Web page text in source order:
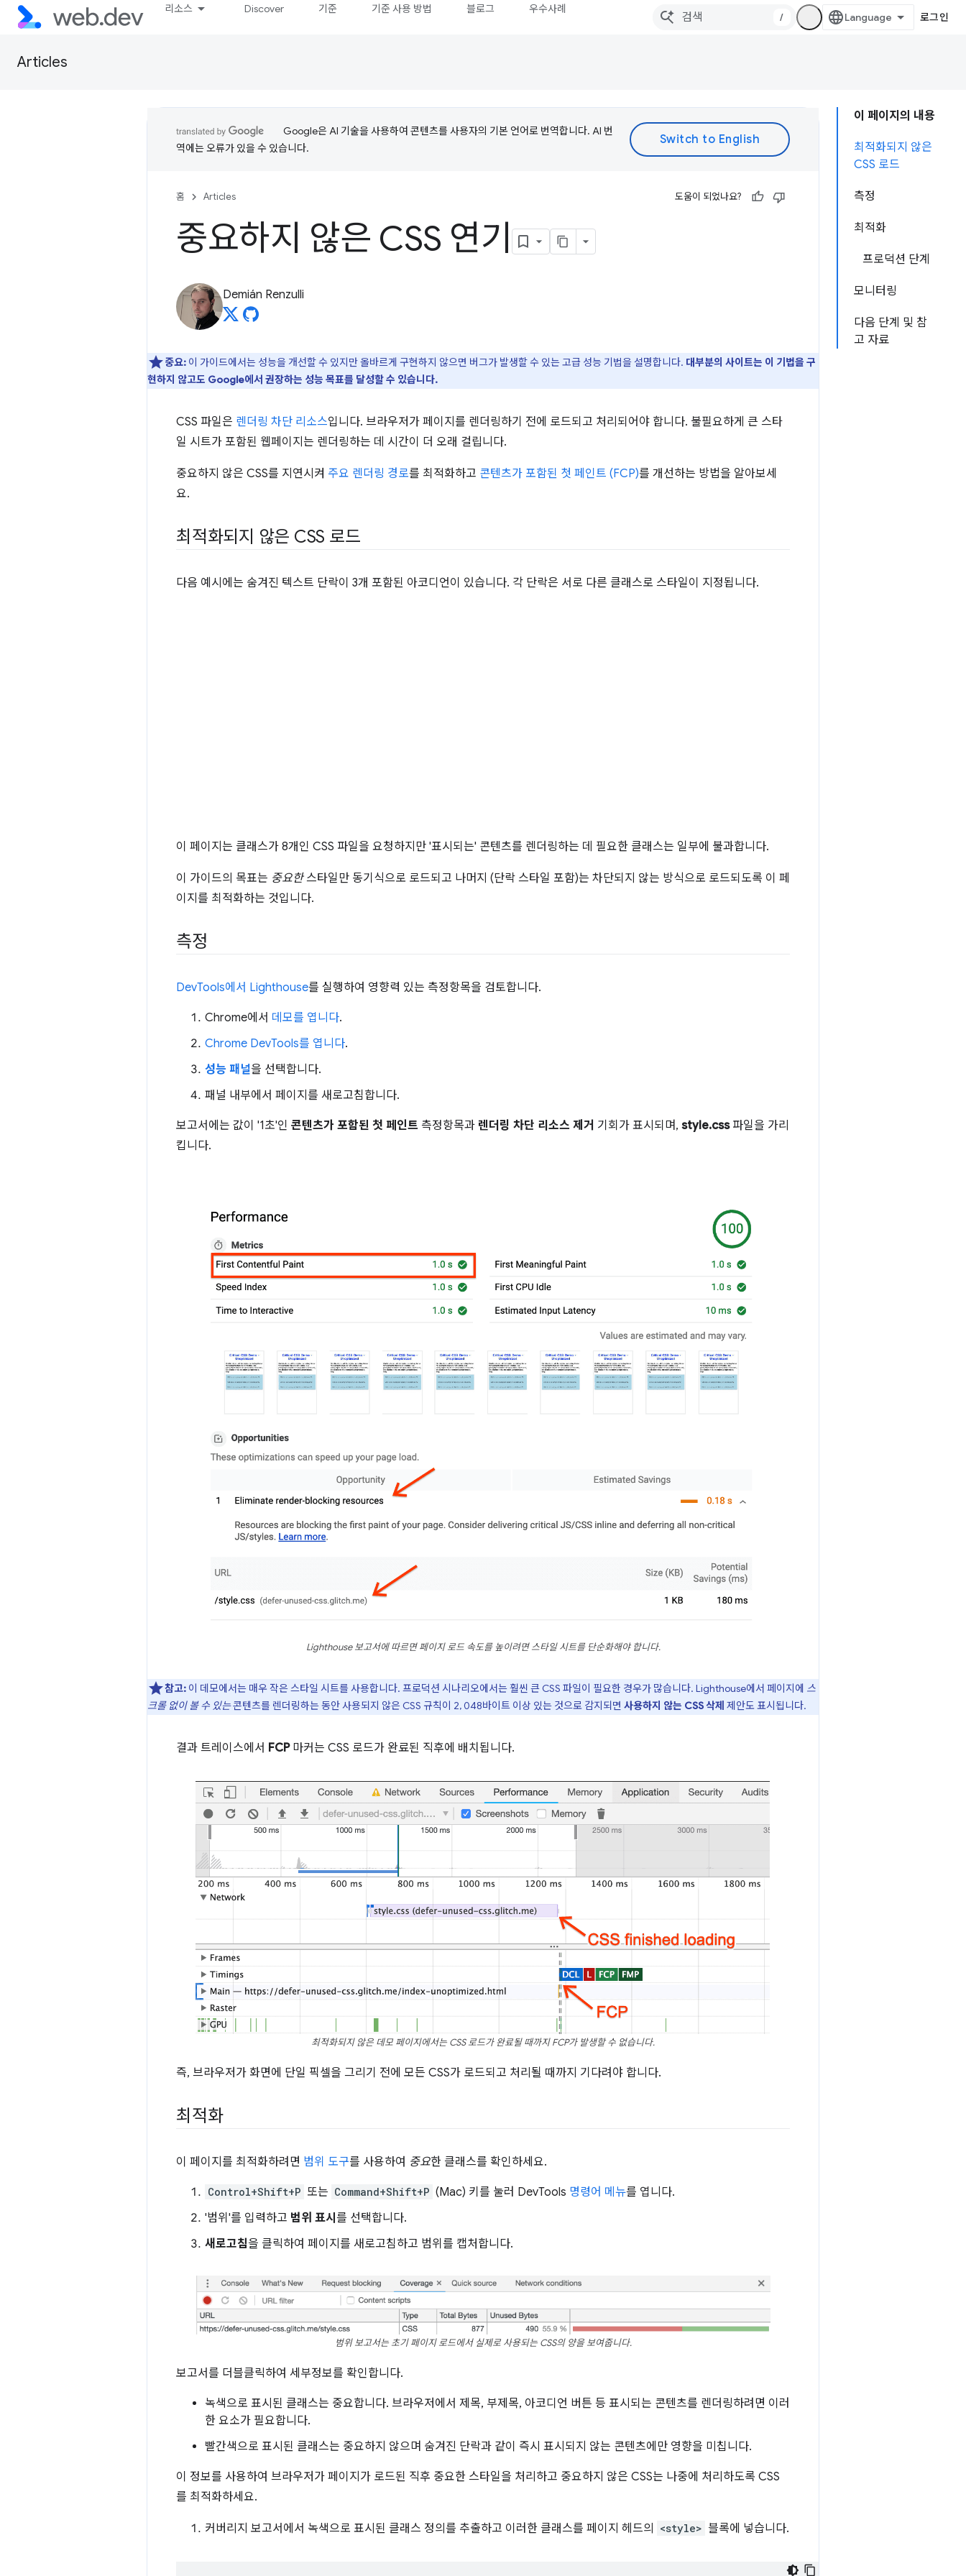
리소스 Discover 기준 기준 사용 방법 블로그 우수사례
/ 로그인
Articles
이 페이지의 내용
최적화되지 않은
CSS 로드
측정
최적화
프로덕션 단계
모니터링
다음 단계 및 참
고 자료
Google은 AI 기술을 사용하여 콘텐츠를 사용자의 기본 언어로 번역합니다. AI 번
역에는 오류가 있을 수 있습니다.
홈 Articles 도움이 되었나요?
중요하지 않은 CSS 연기
Demián Renzulli
중요: 이 가이드에서는 성능을 개선할 수 있지만 올바르게 구현하지 않으면 버그가 발생할 수 있는 고급 성능 기법을 설명합니다. 대부분의 사이트는 이 기법을 구
현하지 않고도 Google에서 권장하는 성능 목표를 달성할 수 있습니다.
CSS 파일은 렌더링 차단 리소스입니다. 브라우저가 페이지를 렌더링하기 전에 로드되고 처리되어야 합니다. 불필요하게 큰 스타
일 시트가 포함된 웹페이지는 렌더링하는 데 시간이 더 오래 걸립니다.
중요하지 않은 CSS를 지연시켜 주요 렌더링 경로를 최적화하고 콘텐츠가 포함된 첫 페인트 (FCP)를 개선하는 방법을 알아보세
요.
최적화되지 않은 CSS 로드
다음 예시에는 숨겨진 텍스트 단락이 3개 포함된 아코디언이 있습니다. 각 단락은 서로 다른 클래스로 스타일이 지정됩니다.
이 페이지는 클래스가 8개인 CSS 파일을 요청하지만 '표시되는' 콘텐츠를 렌더링하는 데 필요한 클래스는 일부에 불과합니다.
이 가이드의 목표는 중요한스타일만 동기식으로 로드되고 나머지 (단락 스타일 포함)는 차단되지 않는 방식으로 로드되도록 이 페
이지를 최적화하는 것입니다.
측정
DevTools에서 Lighthouse를 실행하여 영향력 있는 측정항목을 검토합니다.
Chrome에서 데모를 엽니다.
Chrome DevTools를 엽니다.
성능 패널을 선택합니다.
패널 내부에서 페이지를 새로고침합니다.
보고서에는 값이 '1초'인 콘텐츠가 포함된 첫 페인트 측정항목과 렌더링 차단 리소스 제거 기회가 표시되며, style.css파일을 가리
킵니다.
Lighthouse 보고서에 따르면 페이지 로드 속도를 높이려면 스타일 시트를 단순화해야 합니다.
참고: 이 데모에서는 매우 작은 스타일 시트를 사용합니다. 프로덕션 시나리오에서는 훨씬 큰 CSS 파일이 필요한 경우가 많습니다. Lighthouse에서 페이지에 스
크롤 없이 볼 수 있는콘텐츠를 렌더링하는 동안 사용되지 않은 CSS 규칙이 2, 048바이트 이상 있는 것으로 감지되면 사용하지 않는 CSS 삭제 제안도 표시됩니다.
결과 트레이스에서 FCP마커는 CSS 로드가 완료된 직후에 배치됩니다.
최적화되지 않은 데모 페이지에서는 CSS 로드가 완료될 때까지 FCP가 발생할 수 없습니다.
즉, 브라우저가 화면에 단일 픽셀을 그리기 전에 모든 CSS가 로드되고 처리될 때까지 기다려야 합니다.
최적화
이 페이지를 최적화하려면 범위 도구를 사용하여 중요한 클래스를 확인하세요.
Control+Shift+P 또는 Command+Shift+P (Mac) 키를 눌러 DevTools 명령어 메뉴를 엽니다.
'범위'를 입력하고 범위 표시 를 선택합니다.
새로고침을 클릭하여 페이지를 새로고침하고 범위를 캡처합니다.
범위 보고서는 초기 페이지 로드에서 실제로 사용되는 CSS의 양을 보여줍니다.
보고서를 더블클릭하여 세부정보를 확인합니다.
녹색으로 표시된 클래스는 중요합니다. 브라우저에서 제목, 부제목, 아코디언 버튼 등 표시되는 콘텐츠를 렌더링하려면 이러
한 요소가 필요합니다.
빨간색으로 표시된 클래스는 중요하지 않으며 숨겨진 단락과 같이 즉시 표시되지 않는 콘텐츠에만 영향을 미칩니다.
이 정보를 사용하여 브라우저가 페이지가 로드된 직후 중요한 스타일을 처리하고 중요하지 않은 CSS는 나중에 처리하도록 CSS
를 최적화하세요.
커버리지 보고서에서 녹색으로 표시된 클래스 정의를 추출하고 이러한 클래스를 페이지 헤드의 <style> 블록에 넣습니다.